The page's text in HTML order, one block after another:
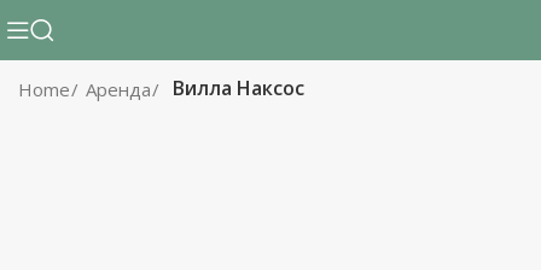
Home Аренда Вилла Наксос